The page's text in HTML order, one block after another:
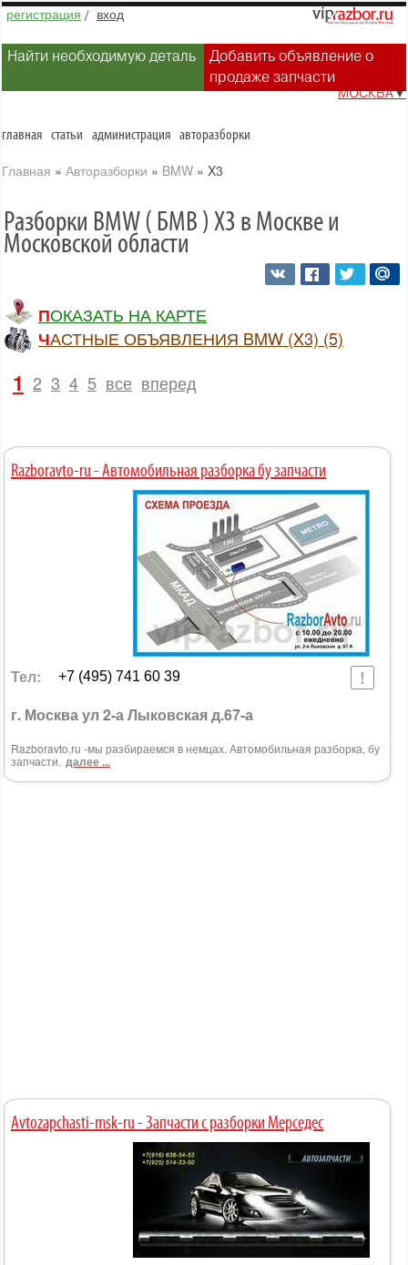
регистрация / вход
Найти необходимую деталь
Добавить объявление о
продаже запчасти
МОСКВА▼
главная статьи администрация авторазборки
Главная » Авторазборки » BMW » X3
Разборки BMW ( БМВ ) X3 в Москве и
Московской области
ПОКАЗАТЬ НА КАРТЕ
ЧАСТНЫЕ ОБЪЯВЛЕНИЯ BMW (X3) (5)
1 2 3 4 5 все вперед
Razboravto-ru - Автомобильная разборка бу запчасти
Тел: +7 (495) 741 60 39
г. Москва ул 2-а Лыковская д.67-а
Razboravto.ru -мы разбираемся в немцах. Автомобильная разборка, бу
запчасти. далее ...
Avtozapchasti-msk-ru - Запчасти с разборки Мерседес